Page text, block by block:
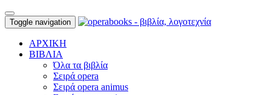
Toggle navigation
ΑΡΧΙΚΗ
ΒΙΒΛΙΑ
Όλα τα βιβλία
Σειρά opera
Σειρά opera animus